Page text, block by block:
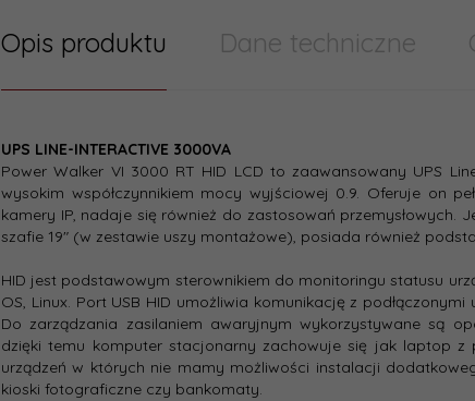
Opis produktu Dane techniczne
UPS LINE-INTERACTIVE 3000VA
Power Walker VI 3000 RT HID LCD to zaawansowany UPS
wysokim współczynnikiem mocy wyjściowej 0.9. Oferuje on
kamery IP, nadaje się również do zastosowań przemysłowych.
szafie 19" (w zestawie uszy montażowe), posiada również
HID jest podstawowym sterownikiem do monitoringu statusu
OS, Linux. Port USB HID umożliwia komunikację z
Do zarządzania zasilaniem awaryjnym wykorzystywane są
dzięki temu komputer stacjonarny zachowuje się jak laptop
urządzeń w których nie mamy możliwości instalacji
kioski fotograficzne czy bankomaty.
Architektura
UPS-a:
line-interactive
Czas
4
Czas
podtrzymania
(obciążenie
100%):
3